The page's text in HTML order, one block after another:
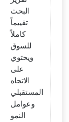
البحث
تقييماً
كاملاً
للسوق
ويحتوي
على
الاتجاه
المستقبلي
وعوامل
النمو